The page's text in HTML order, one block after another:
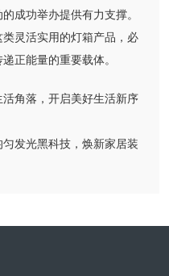
成功举办提供有力支撑。
灵活实用的灯箱产品，必
正能量的重要载体。
角落，开启美好生活新序
发光黑科技，焕新家居装